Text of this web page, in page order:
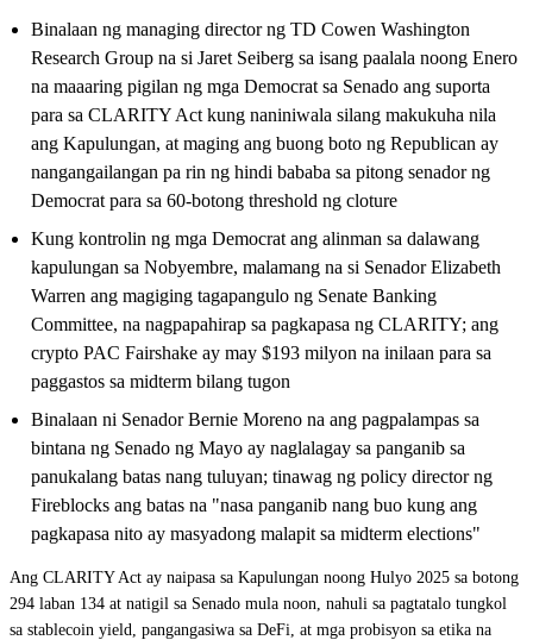
Binalaan ng managing director ng TD Cowen Washington
Research Group na si Jaret Seiberg sa isang paalala noong Enero
na maaaring pigilan ng mga Democrat sa Senado ang suporta
para sa CLARITY Act kung naniniwala silang makukuha nila
ang Kapulungan, at maging ang buong boto ng Republican ay
nangangailangan pa rin ng hindi bababa sa pitong senador ng
Democrat para sa 60-botong threshold ng cloture
Kung kontrolin ng mga Democrat ang alinman sa dalawang
kapulungan sa Nobyembre, malamang na si Senador Elizabeth
Warren ang magiging tagapangulo ng Senate Banking
Committee, na nagpapahirap sa pagkapasa ng CLARITY; ang
crypto PAC Fairshake ay may $193 milyon na inilaan para sa
paggastos sa midterm bilang tugon
Binalaan ni Senador Bernie Moreno na ang pagpalampas sa
bintana ng Senado ng Mayo ay naglalagay sa panganib sa
panukalang batas nang tuluyan; tinawag ng policy director ng
Fireblocks ang batas na "nasa panganib nang buo kung ang
pagkapasa nito ay masyadong malapit sa midterm elections"
Ang CLARITY Act ay naipasa sa Kapulungan noong Hulyo 2025 sa botong
294 laban 134 at natigil sa Senado mula noon, nahuli sa pagtatalo tungkol
sa stablecoin yield, pangangasiwa sa DeFi, at mga probisyon sa etika na